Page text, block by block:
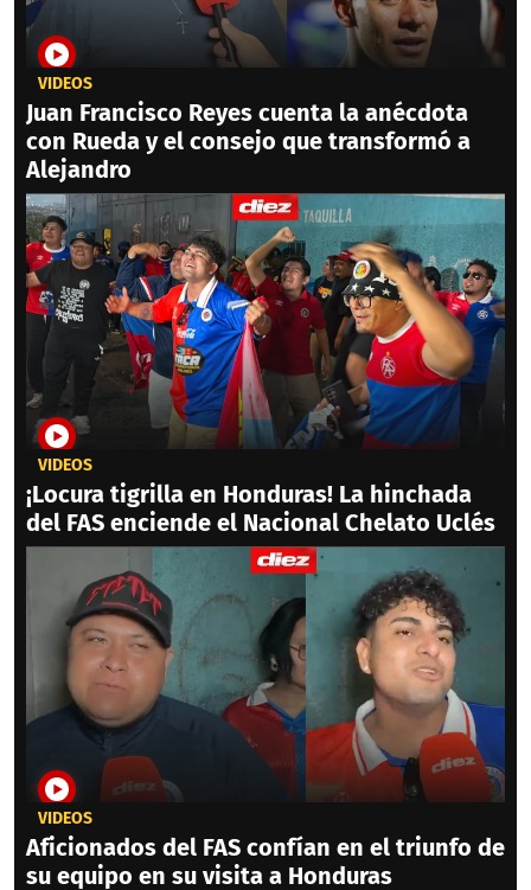
VIDEOS
Juan Francisco Reyes cuenta la anécdota
con Rueda y el consejo que transformó a
Alejandro
VIDEOS
¡Locura tigrilla en Honduras! La hinchada
del FAS enciende el Nacional Chelato Uclés
VIDEOS
Aficionados del FAS confían en el triunfo de
su equipo en su visita a Honduras